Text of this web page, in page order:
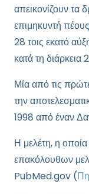
απεικονίζουν τα
επιμηκυντή πέους
28 τοις εκατό
κατά τη
Μία από τις
την
1998 από έναν
Η μελέτη, η οποία
επακόλουθων
PubMed.gov (